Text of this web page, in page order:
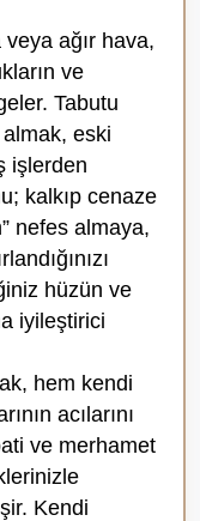
ağır hava,
ve
Tabutu
eski
işlerden
kalkıp cenaze
nefes almaya,
hüzün ve
iyileştirici
hem kendi
acılarını
ve merhamet
Kendi